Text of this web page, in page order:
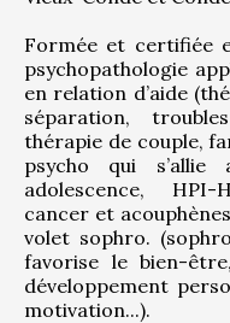
Formée et certifiée
psychopathologie
en relation d’aide
séparation,
thérapie de couple,
psycho qui s’allie
adolescence,
cancer et
volet sophro.
favorise le bien-
développement
motivation...).